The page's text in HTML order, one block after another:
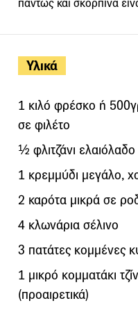
Υλικά
1 κιλό φρέσκο ή
σε φιλέτο
½ φλιτζάνι ελαιόλαδο
1 κρεμμύδι μεγάλο,
2 καρότα μικρά σε
4 κλωνάρια σέλινο
3 πατάτες κομμένες
1 μικρό κομματάκι
(προαιρετικά)